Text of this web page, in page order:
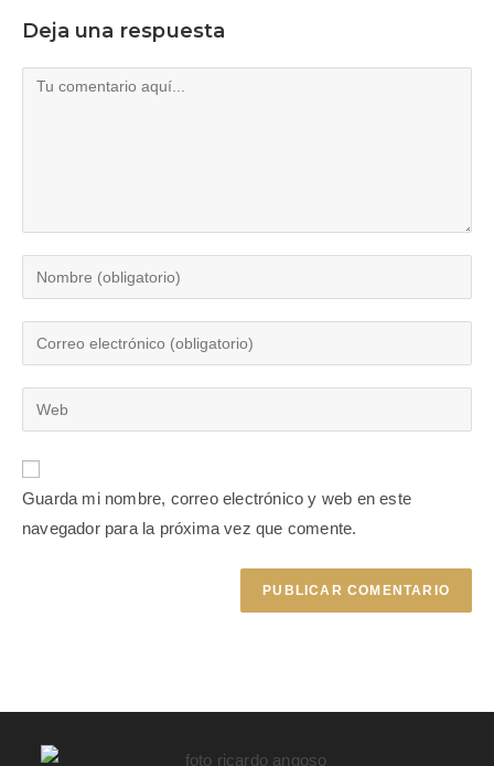
Deja una respuesta
Guarda mi nombre, correo electrónico y web en este
navegador para la próxima vez que comente.